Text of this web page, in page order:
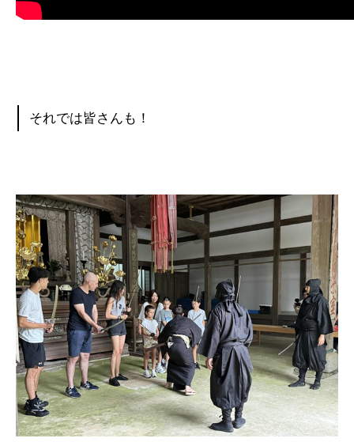
それでは皆さんも！